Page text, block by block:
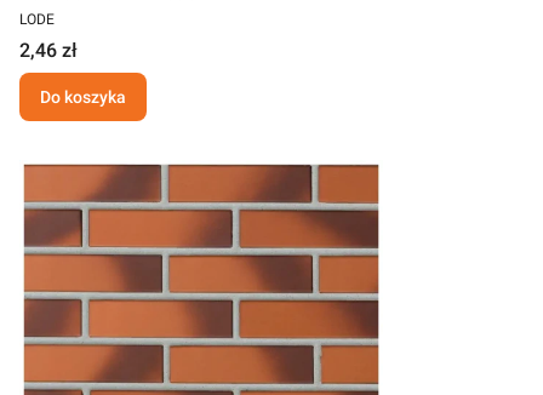
LODE
2,46 zł
Do koszyka